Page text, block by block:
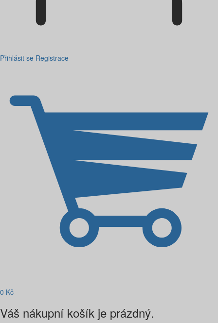
Přihlásit se Registrace
0 Kč
Váš nákupní košík je prázdný.